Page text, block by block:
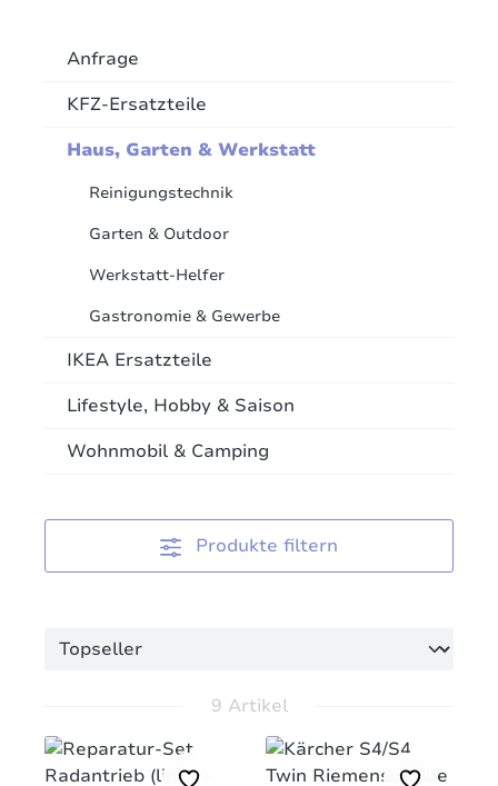
Anfrage
KFZ-Ersatzteile
Haus, Garten & Werkstatt
Reinigungstechnik
Garten & Outdoor
Werkstatt-Helfer
Gastronomie & Gewerbe
IKEA Ersatzteile
Lifestyle, Hobby & Saison
Wohnmobil & Camping
Produkte filtern
9 Artikel